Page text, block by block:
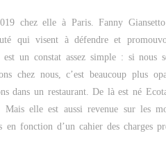
chez elle à Paris. Fanny
qui visent à défendre et
un constat assez simple : si nous
chez nous, c’est beaucoup plus
dans un restaurant. De là est né
elle est aussi revenue sur les
fonction d’un cahier des charges